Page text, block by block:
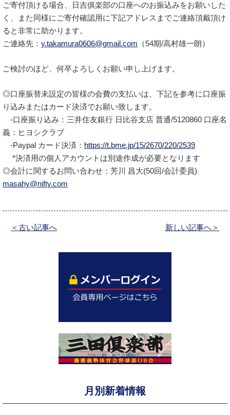
ご寄付頂ける場合、日吉俱楽部の口座へのお振込みをお願いした
く、また同様にご寄付確認用に下記アドレスまでご連絡頂戴頂け
ると非常に助かります。
ご連絡先： y.takamura0606@gmail.com （54期/高村雄一朗）
ご検討のほど、何卒よろしくお願い申し上げます。
◎口座振替未設定の皆様の会費の支払いは、下記を参考に口座振
り込みまたはカード決済でお願い致します。
-口座振り込み：三井住友銀行 日比谷支店 普通/5120860 口座名
義：ヒヨシクラブ
-Paypal カード決済： https://t.bme.jp/15/2670/220/2539
*決済用の個人アカウントは別途作成が必要となります
◎会計に関するお問い合わせ：芳川 昌大(50回/会計委員)
masahy@nifty.com
＜古い記事へ 新しい記事へ＞
月別新着情報